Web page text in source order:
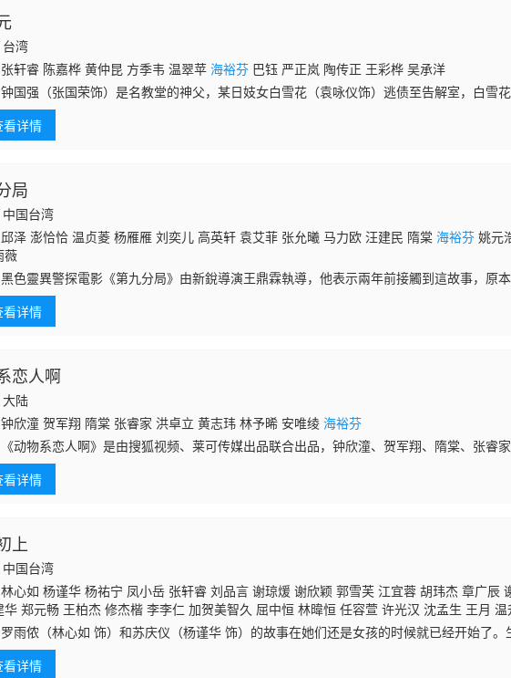
湾
轩睿 陈嘉桦 黄仲昆 方季韦 温翠苹海裕芬 巴钰 严正岚 陶传正 王彩桦 吴承洋
钟国强（张国荣饰）是名教堂的神父，某日妓女白雪花（袁咏仪饰）逃债至告解室，白雪
惨命运打动了神父，他决定开始挽救这群迷途羔羊的肉体和灵魂。 同时，和白雪花的夜总
大“恐龙”
看详情
局
国台湾
泽 澎恰恰 温贞菱 杨雁雁 刘奕儿 高英轩 袁艾菲 张允曦 马力欧 汪建民 隋棠海裕芬 姚元
薇
黑色靈異警探電影《第九分局》由新銳導演王鼎霖執導，他表示兩年前接觸到這故事，原
，但他覺得台灣比較少這類型的娛樂電影，因此希望能拍成像《星際戰警》、《金牌特務
的好萊塢雙拍檔商
看详情
恋人啊
陆
欣潼 贺军翔 隋棠 张睿家 洪卓立 黄志玮 林予晞 安唯绫海裕芬
《动物系恋人啊》是由搜狐视频、莱可传媒出品联合出品，钟欣潼、贺军翔、隋棠、张睿
玮、林予晞、侯昕炜等主演的都市萌爱言情剧。该剧讲述了乖乖女楚之河，在与稳重的王
得成长的故事，整
看详情
上
国台湾
心如 杨谨华 杨祐宁 凤小岳 张轩睿 刘品言 谢琼煖 谢欣颖 郭雪芙 江宜蓉 胡玮杰 章广辰
华 郑元畅 王柏杰 修杰楷 李李仁 加贺美智久 屈中恒 林暐恒 任容萱 许光汉 沈孟生 王月 温
念先海裕芬钟承翰 陈博正 范瑞君 林哲熹 宋柏纬 应采灵 北村丰晴 郭文颐
罗雨侬（林心如 饰）和苏庆仪（杨谨华 饰）的故事在她们还是女孩的时候就已经开始了。
差地别的两人，命运却将她们紧紧绑在一起 她们合力顶下一间在林森北路条通的酒店“光”
家店将
看详情